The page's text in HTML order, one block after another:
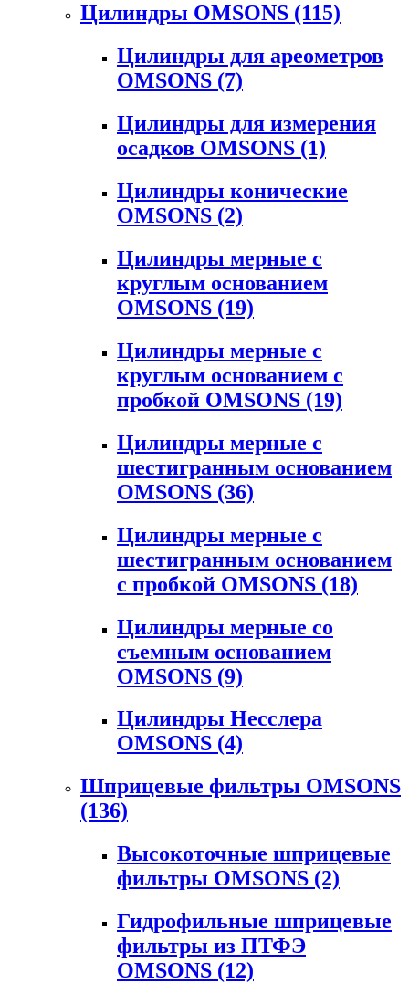
Цилиндры OMSONS (115)
Цилиндры для ареометров
OMSONS (7)
Цилиндры для измерения
осадков OMSONS (1)
Цилиндры конические
OMSONS (2)
Цилиндры мерные с
круглым основанием
OMSONS (19)
Цилиндры мерные с
круглым основанием с
пробкой OMSONS (19)
Цилиндры мерные с
шестигранным основанием
OMSONS (36)
Цилиндры мерные с
шестигранным основанием
с пробкой OMSONS (18)
Цилиндры мерные со
съемным основанием
OMSONS (9)
Цилиндры Несслера
OMSONS (4)
Шприцевые фильтры OMSONS
(136)
Высокоточные шприцевые
фильтры OMSONS (2)
Гидрофильные шприцевые
фильтры из ПТФЭ
OMSONS (12)